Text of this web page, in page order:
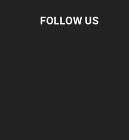
FOLLOW US